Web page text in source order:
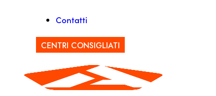
Contatti
CENTRI CONSIGLIATI